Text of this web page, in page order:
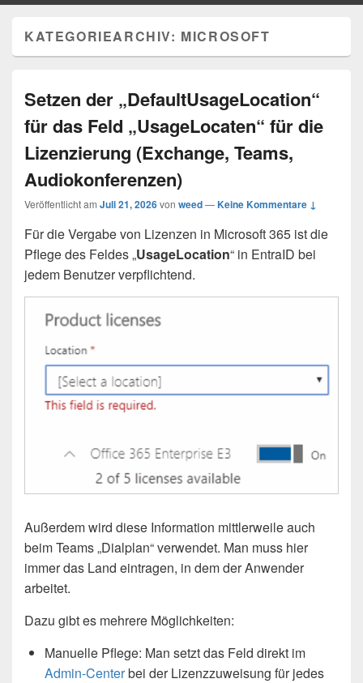
KATEGORIEARCHIV: MICROSOFT
Setzen der „DefaultUsageLocation“
für das Feld „UsageLocaten“ für die
Lizenzierung (Exchange, Teams,
Audiokonferenzen)
Veröffentlicht am Juli 21, 2026von weed—Keine Kommentare ↓
Für die Vergabe von Lizenzen in Microsoft 365 ist die
Pflege des Feldes „UsageLocation“ in EntraID bei
jedem Benutzer verpflichtend.
Außerdem wird diese Information mittlerweile auch
beim Teams „Dialplan“ verwendet. Man muss hier
immer das Land eintragen, in dem der Anwender
arbeitet.
Dazu gibt es mehrere Möglichkeiten:
Manuelle Pflege: Man setzt das Feld direkt im
Admin-Centerbei der Lizenzzuweisung für jedes